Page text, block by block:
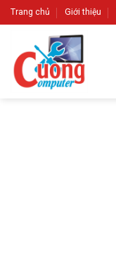
Skip
to
Trang chủ Giới thiệu